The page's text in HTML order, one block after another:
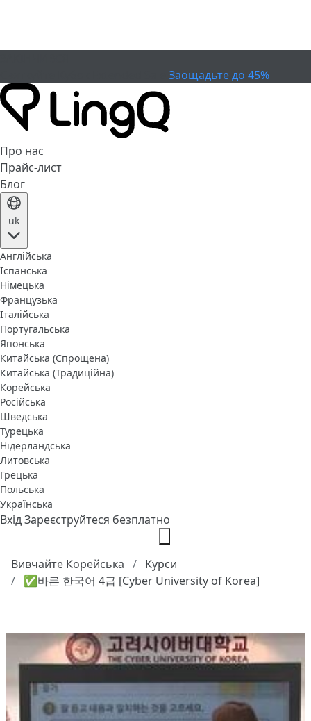
Заощадьте до 45%
Про нас
Прайс-лист
Блог
uk
Англійська
Іспанська
Німецька
Французька
Італійська
Португальська
Японська
Китайська (Спрощена)
Китайська (Традиційна)
Корейська
Російська
Шведська
Турецька
Нідерландська
Литовська
Грецька
Польська
Українська
ВхідЗареєструйтеся безплатно
Вивчайте Корейська
Курси
✅바른 한국어 4급 [Cyber University of Korea]